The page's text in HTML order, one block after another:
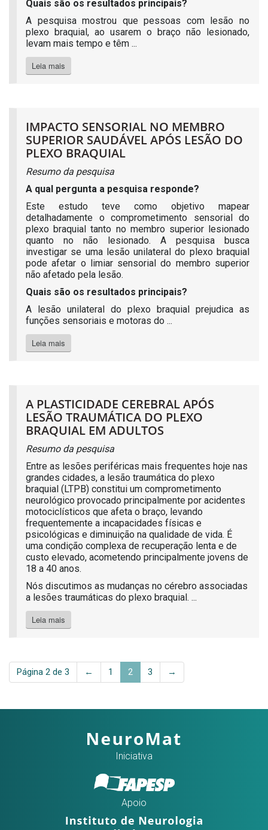
Quais são os resultados principais?
A pesquisa mostrou que pessoas com lesão no
plexo braquial, ao usarem o braço não lesionado,
levam mais tempo e têm ...
Leia mais
IMPACTO SENSORIAL NO MEMBRO
SUPERIOR SAUDÁVEL APÓS LESÃO DO
PLEXO BRAQUIAL
Resumo da pesquisa
A qual pergunta a pesquisa responde?
Este estudo teve como objetivo mapear
detalhadamente o comprometimento sensorial do
plexo braquial tanto no membro superior lesionado
quanto no não lesionado. A pesquisa busca
investigar se uma lesão unilateral do plexo braquial
pode afetar o limiar sensorial do membro superior
não afetado pela lesão.
Quais são os resultados principais?
A lesão unilateral do plexo braquial prejudica as
funções sensoriais e motoras do ...
Leia mais
A PLASTICIDADE CEREBRAL APÓS
LESÃO TRAUMÁTICA DO PLEXO
BRAQUIAL EM ADULTOS
Resumo da pesquisa
Entre as lesões periféricas mais frequentes hoje nas
grandes cidades, a lesão traumática do plexo
braquial (LTPB) constitui um comprometimento
neurológico provocado principalmente por acidentes
motociclísticos que afeta o braço, levando
frequentemente a incapacidades físicas e
psicológicas e diminuição na qualidade de vida. É
uma condição complexa de recuperação lenta e de
custo elevado, acometendo principalmente jovens de
18 a 40 anos.
Nós discutimos as mudanças no cérebro associadas
a lesões traumáticas do plexo braquial. ...
Leia mais
Página 2 de 3 ← 1 2 3 →
Iniciativa
Apoio